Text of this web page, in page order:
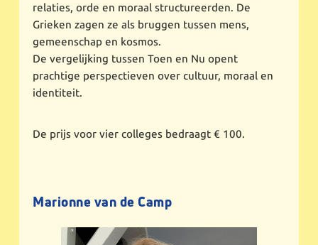
relaties, orde en moraal structureerden. De
Grieken zagen ze als bruggen tussen mens,
gemeenschap en kosmos.
De vergelijking tussen Toen en Nu opent
prachtige perspectieven over cultuur, moraal en
identiteit.
De prijs voor vier colleges bedraagt € 100.
Marionne van de Camp